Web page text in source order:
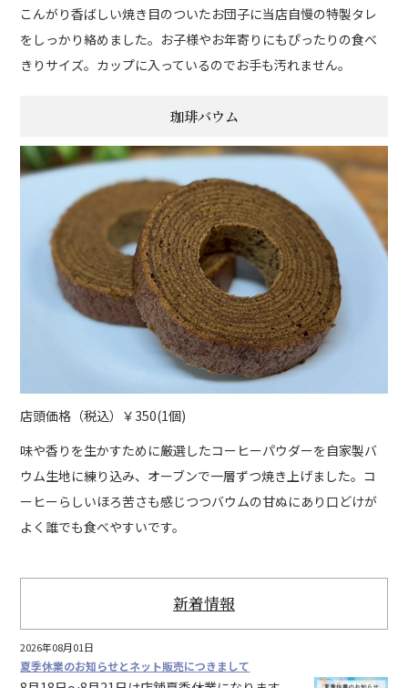
こんがり香ばしい焼き目のついたお団子に当店自慢の特製タレ
をしっかり絡めました。お子様やお年寄りにもぴったりの食べ
きりサイズ。カップに入っているのでお手も汚れません。
珈琲バウム
店頭価格（税込）￥350(1個)
味や香りを生かすために厳選したコーヒーパウダーを自家製バ
ウム生地に練り込み、オーブンで一層ずつ焼き上げました。コ
ーヒーらしいほろ苦さも感じつつバウムの甘ぬにあり口どけが
よく誰でも食べやすいです。
新着情報
2026年08月01日
夏季休業のお知らせとネット販売につきまして